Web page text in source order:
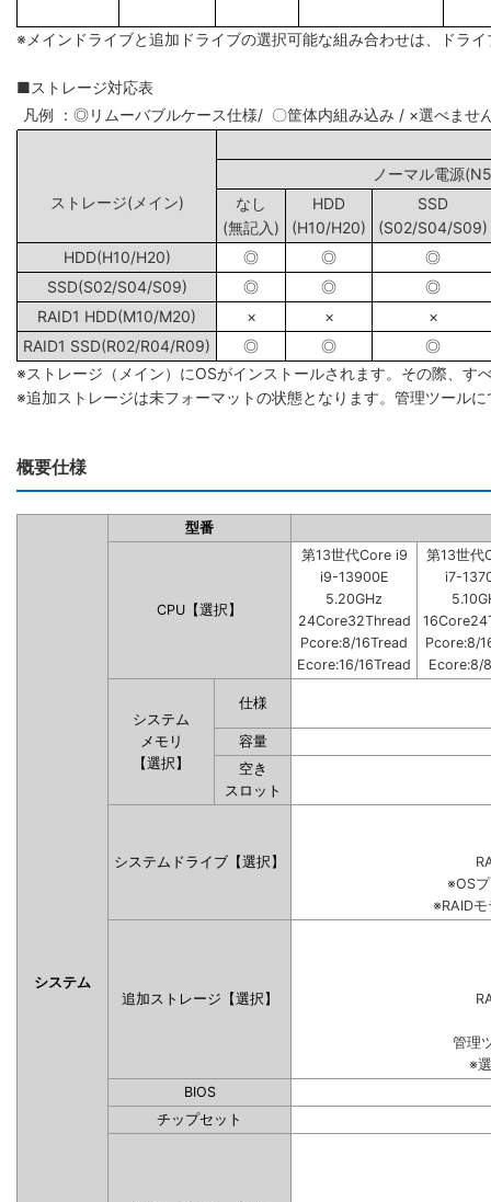
※メインドライブと追加ドライブの選択可能な組み合わせは、ドラ
■ストレージ対応表
凡例 ：◎リムーバブルケース仕様/ 〇筐体内組み込み / ×選べませ
ノーマル電源
ストレージ(メイン)
なし
(無記入)
HDD
(H10/H20)
SSD
(S02/S04/S09)
HDD(H10/H20)
◎ ◎
◎
SSD(S02/S04/S09)
◎ ◎
◎
RAID1 HDD(M10/M20)
× ×
×
RAID1 SSD(R02/R04/R09)
◎ ◎
◎
※ストレージ（メイン）にOSがインストールされます。その際、す
※追加ストレージは未フォーマットの状態となります。管理ツール
概要仕様
システム
型番
CPU【選択】
第13世代Core i9
i9-13900E
5.20GHz
24Core32Thread
Pcore:8/16Tread
Ecore:16/16Tread
第13世代
i7-
Pcore:8/
Ecore:8/
システム
メモリ
【選択】
仕様
容量
空き
スロット
システムドライブ【選択】
※OS
※RAID
追加ストレージ【選択】
管理
※
BIOS
チップセット